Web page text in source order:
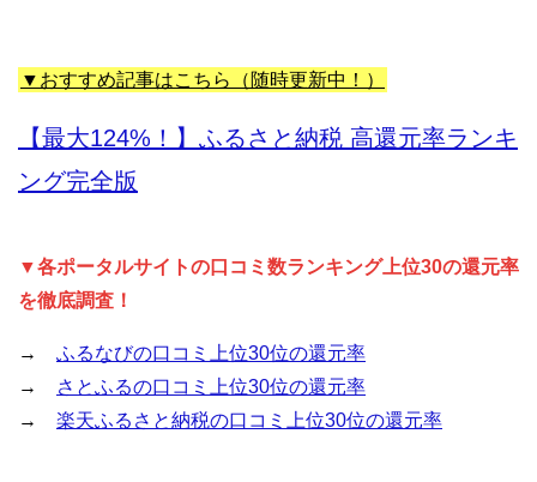
▼おすすめ記事はこちら（随時更新中！）
【最大124%！】ふるさと納税 高還元率ランキ
ング完全版
▼各ポータルサイトの口コミ数ランキング上位30の還元率
を徹底調査！
→ ふるなびの口コミ上位30位の還元率
→
さとふるの口コミ上位30位の還元率
→ 楽天ふるさと納税の口コミ上位30位の還元率